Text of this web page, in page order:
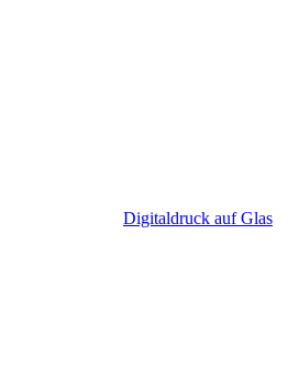
Digitaldruck auf Glas